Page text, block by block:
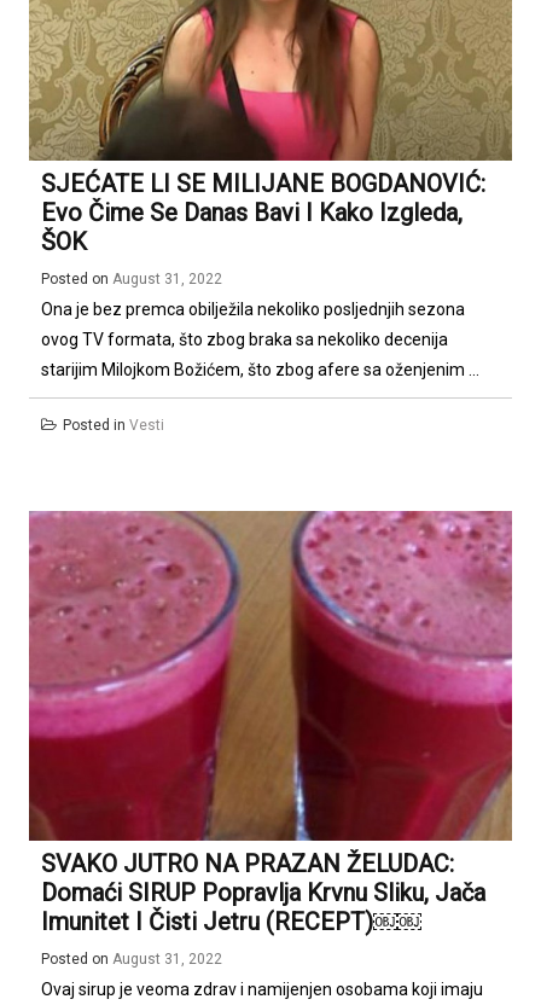
SJEĆATE LI SE MILIJANE BOGDANOVIĆ:
Evo Čime Se Danas Bavi I Kako Izgleda,
ŠOK
Posted on August 31, 2022
Ona je bez premca obilježila nekoliko posljednjih sezona
ovog TV formata, što zbog braka sa nekoliko decenija
starijim Milojkom Božićem, što zbog afere sa oženjenim ...
Posted in Vesti
SVAKO JUTRO NA PRAZAN ŽELUDAC:
Domaći SIRUP Popravlja Krvnu Sliku, Jača
Imunitet I Čisti Jetru (RECEPT)￼￼
Posted on August 31, 2022
Ovaj sirup je veoma zdrav i namijenjen osobama koji imaju